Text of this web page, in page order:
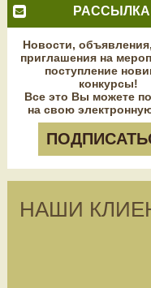
РАССЫЛКА
Новости,
приглашения на
поступление
конкурсы!
Все это Вы можете
на свою
НАШИ